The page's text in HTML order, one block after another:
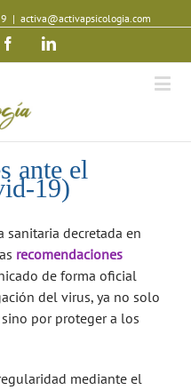
| activa@activapsicologia.com
FacebookLinkedin
ante el
19)
sanitaria decretada en
recomendaciones
de forma oficial
del virus, ya no solo
por proteger a los
mediante el